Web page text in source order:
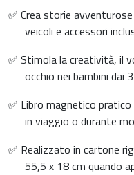
✅ Crea storie
veicoli e accessori
✅ Stimola la creatività, il
occhio nei bambini dai
✅ Libro magnetico
in viaggio o durante
✅ Realizzato in cartone
55,5 x 18 cm quando